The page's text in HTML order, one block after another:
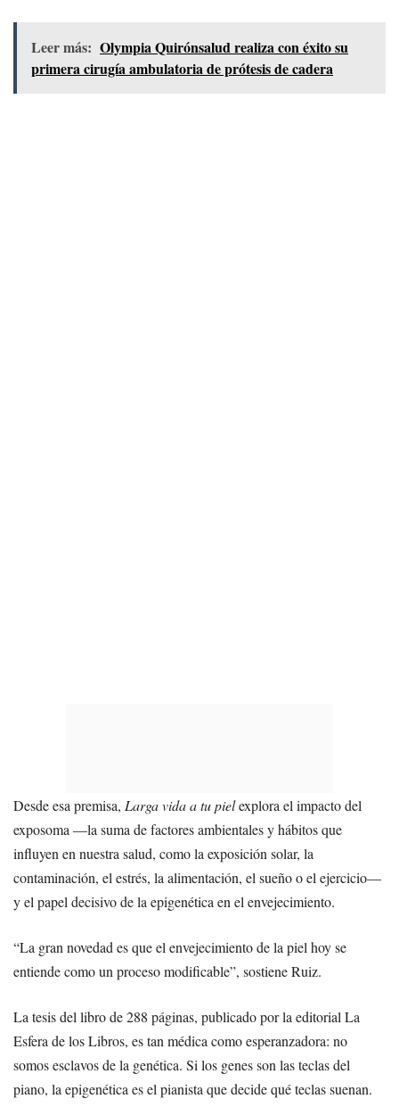
Leer más: Olympia Quirónsalud realiza con éxito su
primera cirugía ambulatoria de prótesis de cadera
Desde esa premisa, Larga vida a tu pielexplora el impacto del
exposoma —la suma de factores ambientales y hábitos que
influyen en nuestra salud, como la exposición solar, la
contaminación, el estrés, la alimentación, el sueño o el ejercicio—
y el papel decisivo de la epigenética en el envejecimiento.
“La gran novedad es que el envejecimiento de la piel hoy se
entiende como un proceso modificable”, sostiene Ruiz.
La tesis del libro de 288 páginas, publicado por la editorial La
Esfera de los Libros, es tan médica como esperanzadora: no
somos esclavos de la genética. Si los genes son las teclas del
piano, la epigenética es el pianista que decide qué teclas suenan.